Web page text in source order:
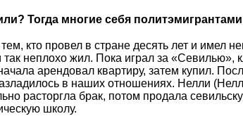
Тогда многие себя
кто провел в стране десять лет и имел
неплохо жил. Пока играл за «Севилью»,
арендовал квартиру, затем купил.
в наших отношениях. Нелли
расторгла брак, потом продала
школу.